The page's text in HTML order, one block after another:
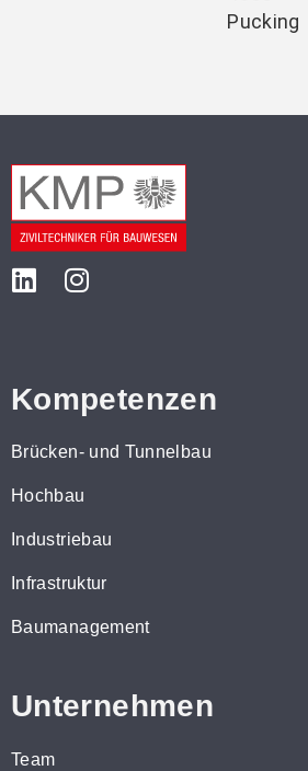
Pucking
Kompetenzen
Brücken- und Tunnelbau
Hochbau
Industriebau
Infrastruktur
Baumanagement
Unternehmen
Team